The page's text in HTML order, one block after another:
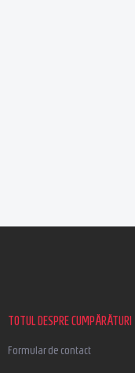
TOTUL DESPRE CUMPĂRĂTURI
Formular de contact